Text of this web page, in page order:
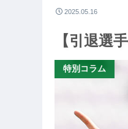
【引退選
特別コラム
2025.05.16